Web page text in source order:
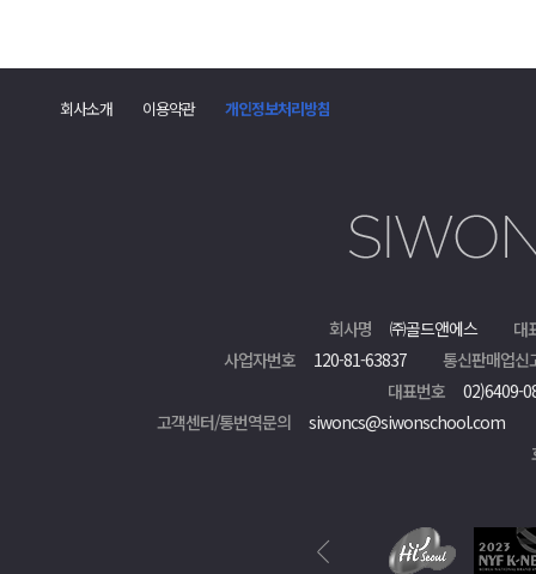
회사소개 이용약관 개인정보처리방침
회사명 ㈜골드앤에스
대
사업자번호
120-81-63837
통신판매업신
대표번호
02)6409-
고객센터/통번역문의
siwoncs@siwonschool.com